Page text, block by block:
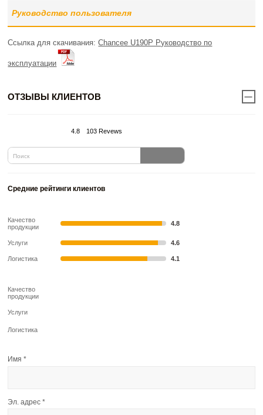
Руководство пользователя
Ссылка для скачивания:Chancee U190P Руководство по
эксплуатации
ОТЗЫВЫ КЛИЕНТОВ
4.8 103 Revews
Средние рейтинги клиентов
Качество
продукции
4.8
Услуги 4.6
Логистика 4.1
Качество
продукции
Услуги
Логистика
Имя*
Эл. адрес*